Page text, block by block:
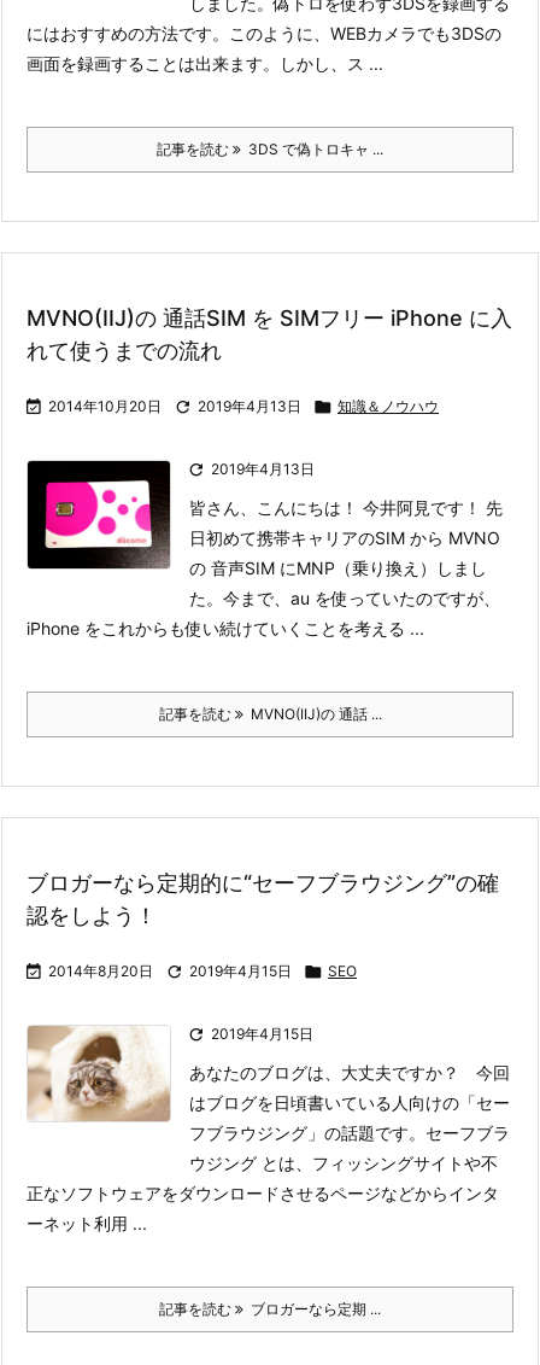
にはおすすめの方法です。
このように、WEBカメラでも3DSの
画面を録画することは出来ます。しかし、ス ...
記事を読む 3DS で偽トロキャ ...
MVNO(IIJ)の 通話SIM を SIMフリー iPhone に入
れて使うまでの流れ
 2014年10月20日  2019年4月13日  知識＆ノウハウ
 2019年4月13日
皆さん、こんにちは！ 今井阿見です！ 先
日初めて携帯キャリアのSIM から MVNO
の 音声SIM にMNP（乗り換え）しまし
た。今まで、au を使っていたのですが、
iPhone をこれからも使い続けていくことを考える ...
記事を読む MVNO(IIJ)の 通話 ...
ブロガーなら定期的に“セーフブラウジング”の確
認をしよう！
 2014年8月20日  2019年4月15日  SEO
 2019年4月15日
あなたのブログは、大丈夫ですか？ 今回
はブログを日頃書いている人向けの「セー
フブラウジング」の話題です。 セーフブラ
ウジング とは、フィッシングサイトや不
正なソフトウェアをダウンロードさせるページなどからインタ
ーネット利用 ...
記事を読む ブロガーなら定期 ...